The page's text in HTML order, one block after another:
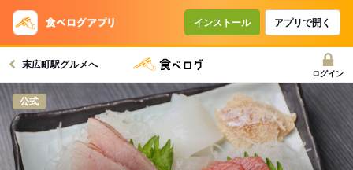
インストール アプリで開く
末広町駅グルメへ
ログイン
公式